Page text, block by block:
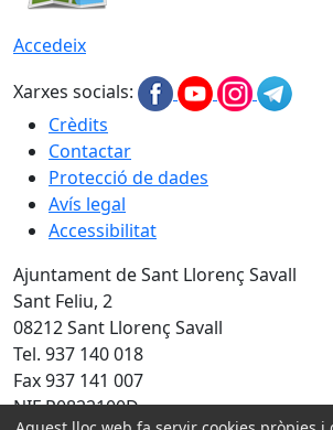
Accedeix
Xarxes socials:
Crèdits
Contactar
Protecció de dades
Avís legal
Accessibilitat
Ajuntament de Sant Llorenç Savall
Sant Feliu, 2
08212 Sant Llorenç Savall
Tel. 937 140 018
Fax 937 141 007
NIF P0822100D